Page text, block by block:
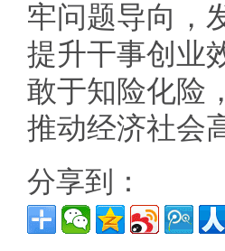
牢问题导向，
提升干事创业
敢于知险化险
推动经济社会
分享到：